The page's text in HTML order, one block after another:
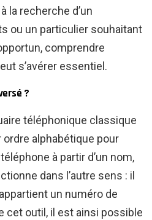
la recherche d’un
ou un particulier souhaitant
comprendre
s’avérer essentiel.
?
téléphonique classique
alphabétique pour
à partir d’un nom,
dans l’autre sens : il
un numéro de
cet outil, il est ainsi possible